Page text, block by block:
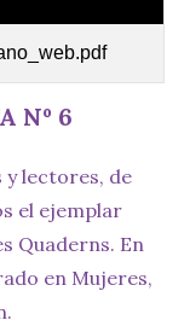
Nº 6
y lectores, de
el ejemplar
Quaderns. En
en Mujeres,